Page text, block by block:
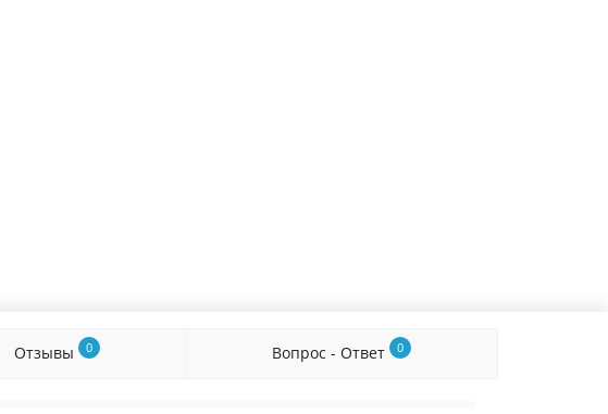
Отзывы 0 Вопрос - Ответ 0